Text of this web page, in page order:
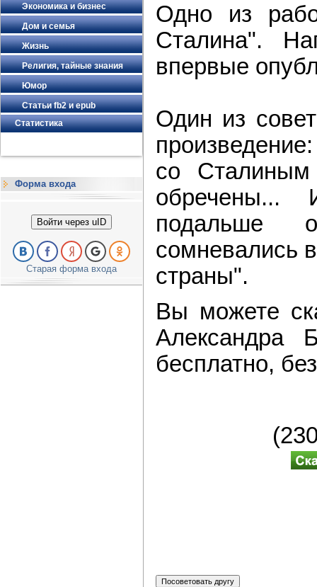
Экономика и бизнес
Дом и семья
Жизнь
Религия, тайные знания
Юмор
Статьи fb2 и epub
Статистика
Форма входа
Войти через uID
Старая форма входа
Одно из
Сталина".
впервые
Один из
со Сталиным
подальше
сомневались
страны".
Вы можете
бесплатно,